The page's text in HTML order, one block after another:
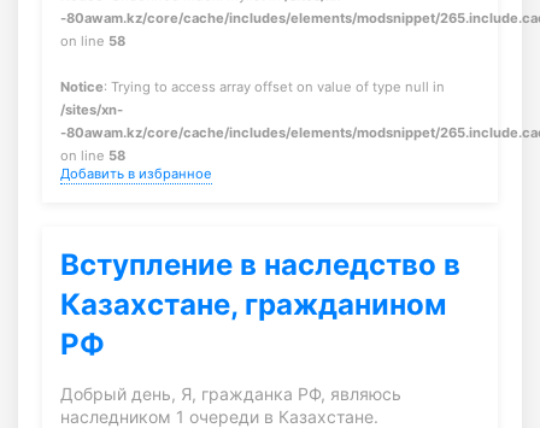
-80awam.kz/core/cache/includes/elements/modsnippet/
on line 58
Notice: Trying to access array offset on value of type null in
/sites/xn-
-80awam.kz/core/cache/includes/elements/modsnippet/
on line 58
Добавить в избранное
Вступление в наследство в
Казахстане, гражданином
РФ
Добрый день, Я, гражданка РФ, являюсь
наследником 1 очереди в Казахстане.